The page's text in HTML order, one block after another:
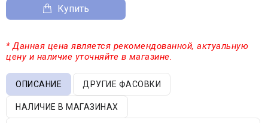
Купить
* Данная цена является рекомендованной, актуальную
цену и наличие уточняйте в магазине.
ОПИСАНИЕ ДРУГИЕ ФАСОВКИ
НАЛИЧИЕ В МАГАЗИНАХ